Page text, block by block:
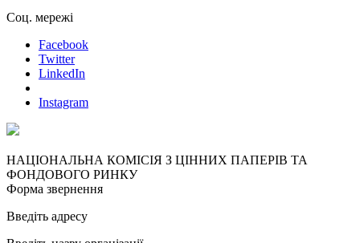
Соц. мережі
Facebook
Twitter
LinkedIn
Instagram
НАЦІОНАЛЬНА КОМІСІЯ З ЦІННИХ ПАПЕРІВ ТА
ФОНДОВОГО РИНКУ
Форма звернення
Введіть адресу